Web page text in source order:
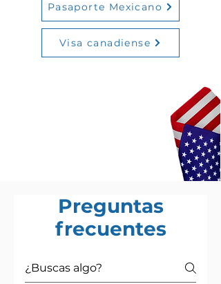
Pasaporte Mexicano
Visa canadiense
Preguntas
frecuentes